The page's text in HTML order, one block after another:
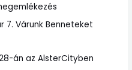
7. Várunk Benneteket
án az AlsterCityben